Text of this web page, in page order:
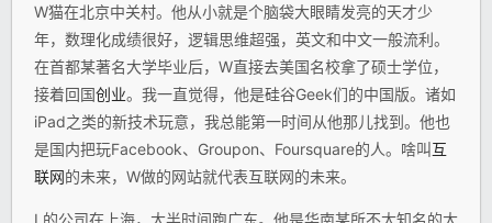
W猫在北京中关村。他从小就是个脑袋大眼睛发亮的天才少
年，数理化成绩很好，逻辑思维超强，英文和中文一般流利。
在首都某著名大学毕业后，W直接去美国名校拿了硕士学位，
接着回国创业。我一直觉得，他是硅谷Geek们的中国版。诸如
iPad之类的新技术玩意，我总能第一时间从他那儿找到。他也
是国内把玩Facebook、Groupon、Foursquare的人。啥叫互
联网的未来，W做的网站就代表互联网的未来。
L的公司在上海，大半时间跑广东。他是华南某所不太知名的大